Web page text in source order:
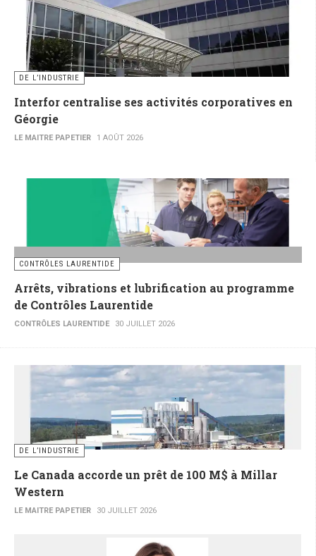
DE L’INDUSTRIE
Interfor centralise ses activités corporatives en
Géorgie
LE MAITRE PAPETIER 1 AOÛT 2026
CONTRÔLES LAURENTIDE
Arrêts, vibrations et lubrification au programme
de Contrôles Laurentide
CONTRÔLES LAURENTIDE 30 JUILLET 2026
DE L’INDUSTRIE
Le Canada accorde un prêt de 100 M$ à Millar
Western
LE MAITRE PAPETIER 30 JUILLET 2026